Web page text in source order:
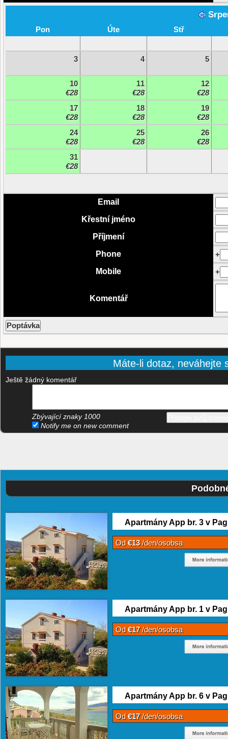
Pon Úte Stř
3 4 5
10
€28
11
€28
12
€28
17
€28
18
€28
19
€28
24
€28
25
€28
26
€28
31
€28
Email
Křestní jméno
Příjmení
Phone
+
Mobile
+
Komentář
Máte-li dotaz, neváhejte
Ještě žádný komentář
Zbývající znaky 1000
Notify me on new comment
Apartmány App br. 3 v Pag
Od€13/den/osobsa
Apartmány App br. 1 v Pag
Od€17/den/osobsa
Apartmány App br. 6 v Pag
Od€17/den/osobsa